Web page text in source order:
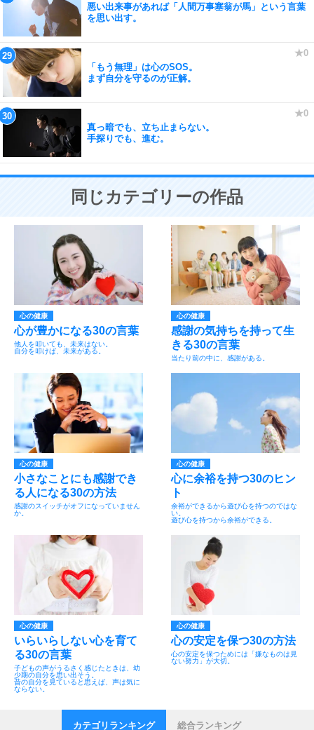
悪い出来事があれば「人間万事塞翁が馬」という言葉
を思い出す。
「もう無理」は心のSOS。
まず自分を守るのが正解。
真っ暗でも、立ち止まらない。
手探りでも、進む。
同じカテゴリーの作品
心の健康
心が豊かになる30の言葉
他人を叩いても、未来はない。
自分を叩けば、未来がある。
心の健康
感謝の気持ちを持って生
きる30の言葉
当たり前の中に、感謝がある。
心の健康
小さなことにも感謝でき
る人になる30の方法
感謝のスイッチがオフになっていません
か。
心の健康
心に余裕を持つ30のヒン
ト
余裕ができるから遊び心を持つのではな
い。
遊び心を持つから余裕ができる。
心の健康
いらいらしない心を育て
る30の言葉
子どもの声がうるさく感じたときは、幼
少期の自分を思い出そう。
昔の自分を見ていると思えば、声は気に
ならない。
心の健康
心の安定を保つ30の方法
心の安定を保つためには「嫌なものは見
ない努力」が大切。
カテゴリランキング 総合ランキング